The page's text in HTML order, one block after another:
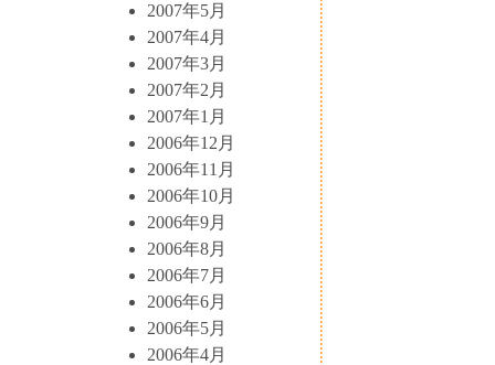
2007年5月
2007年4月
2007年3月
2007年2月
2007年1月
2006年12月
2006年11月
2006年10月
2006年9月
2006年8月
2006年7月
2006年6月
2006年5月
2006年4月